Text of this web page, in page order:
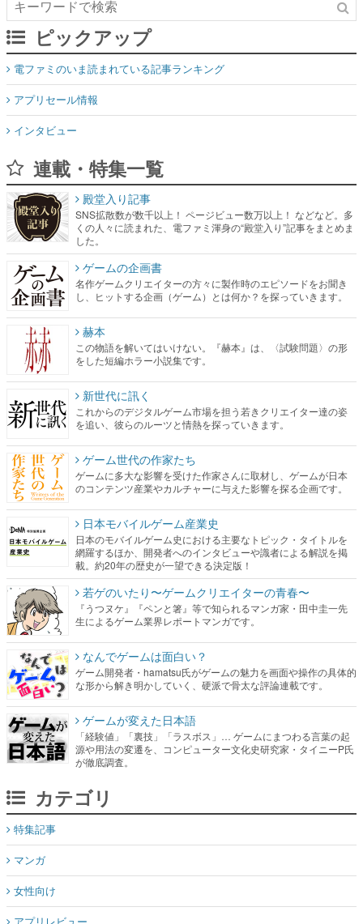
ピックアップ
電ファミのいま読まれている記事ランキング
アプリセール情報
インタビュー
連載・特集一覧
殿堂入り記事
SNS拡散数が数千以上！ ページビュー数万以上！ などなど。多
くの人々に読まれた、電ファミ渾身の“殿堂入り”記事をまとめま
した。
ゲームの企画書
名作ゲームクリエイターの方々に製作時のエピソードをお聞き
し、ヒットする企画（ゲーム）とは何か？を探っていきます。
赫本
この物語を解いてはいけない。『赫本』は、〈試験問題〉の形
をした短編ホラー小説集です。
新世代に訊く
これからのデジタルゲーム市場を担う若きクリエイター達の姿
を追い、彼らのルーツと情熱を探っていきます。
ゲーム世代の作家たち
ゲームに多大な影響を受けた作家さんに取材し、ゲームが日本
のコンテンツ産業やカルチャーに与えた影響を探る企画です。
日本モバイルゲーム産業史
日本のモバイルゲーム史における主要なトピック・タイトルを
網羅するほか、開発者へのインタビューや識者による解説を掲
載。約20年の歴史が一望できる決定版！
若ゲのいたり〜ゲームクリエイターの青春〜
『うつヌケ』『ペンと箸』等で知られるマンガ家・田中圭一先
生によるゲーム業界レポートマンガです。
なんでゲームは面白い？
ゲーム開発者・hamatsu氏がゲームの魅力を画面や操作の具体的
な形から解き明かしていく、硬派で骨太な評論連載です。
ゲームが変えた日本語
「経験値」「裏技」「ラスボス」… ゲームにまつわる言葉の起
源や用法の変遷を、コンピューター文化史研究家・タイニーP氏
が徹底調査。
カテゴリ
特集記事
マンガ
女性向け
アプリレビュー